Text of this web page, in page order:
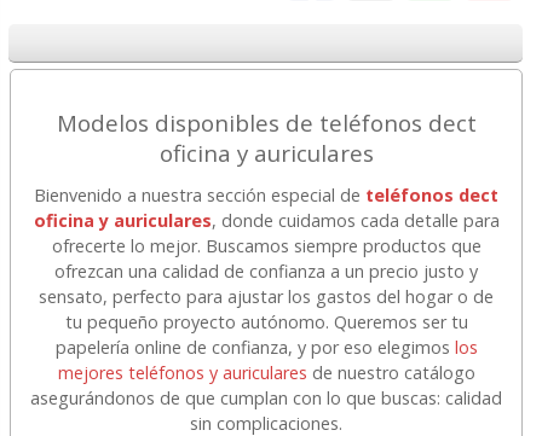
Modelos disponibles de teléfonos dect
oficina y auriculares
Bienvenido a nuestra sección especial de teléfonos dect
oficina y auriculares, donde cuidamos cada detalle para
ofrecerte lo mejor. Buscamos siempre productos que
ofrezcan una calidad de confianza a un precio justo y
sensato, perfecto para ajustar los gastos del hogar o de
tu pequeño proyecto autónomo. Queremos ser tu
papelería online de confianza, y por eso elegimos los
mejores teléfonos y auriculares de nuestro catálogo
asegurándonos de que cumplan con lo que buscas: calidad
sin complicaciones.